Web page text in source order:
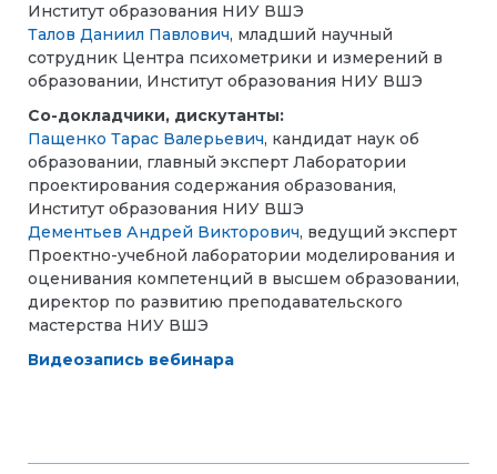
Институт образования НИУ ВШЭ
Талов Даниил Павлович, младший научный
сотрудник Центра психометрики и измерений в
образовании, Институт образования НИУ ВШЭ
Со-докладчики, дискутанты:
Пащенко Тарас Валерьевич, кандидат наук об
образовании, главный эксперт Лаборатории
проектирования содержания образования,
Институт образования НИУ ВШЭ
Дементьев Андрей Викторович, ведущий эксперт
Проектно-учебной лаборатории моделирования и
оценивания компетенций в высшем образовании,
директор по развитию преподавательского
мастерства НИУ ВШЭ
Видеозапись вебинара